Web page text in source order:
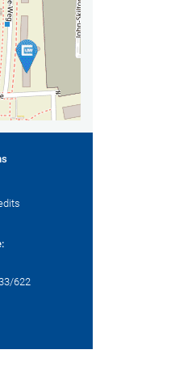
622